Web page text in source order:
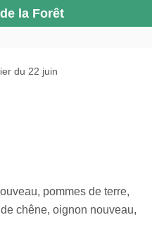
la Forêt
du 22 juin
pommes de terre,
chêne, oignon nouveau,